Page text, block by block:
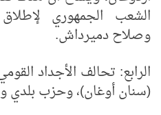
الشعب الجمهوري
وصلاح دميرداش.
الرابع: تحالف الأجداد
(سنان أوغان)، وحزب بلدي